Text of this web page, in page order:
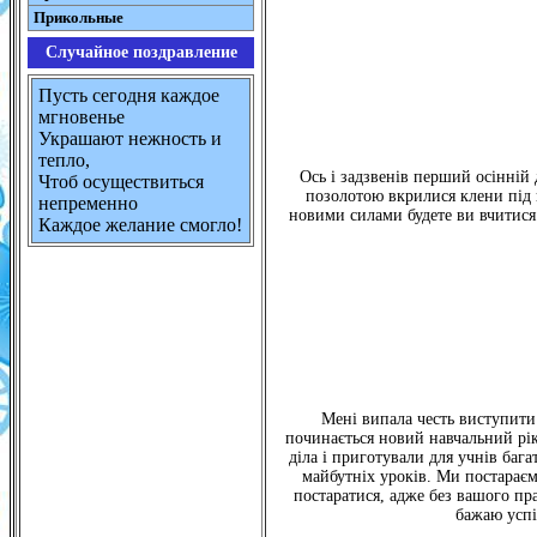
Прикольные
Случайное поздравление
Пусть сегодня каждое
мгновенье
Украшают нежность и
тепло,
Чтоб осуществиться
непременно
Каждое желание смогло!
Ось і задзвенів перший
позолотою вкрилися клени під
новими силами будете ви
Мені випала честь
починається новий навчальний
діла і приготували для учнів
майбутніх уроків. Ми
постаратися, адже без вашого
бажаю